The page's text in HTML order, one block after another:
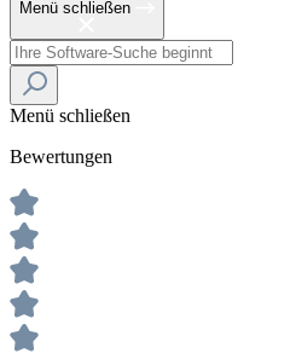
Menü schließen
Menü schließen
Bewertungen